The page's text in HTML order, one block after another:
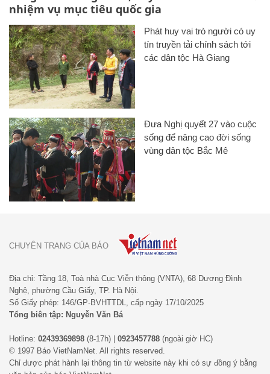
sống để nâng cao đời sống
vùng dân tộc Bắc Mê
Địa chỉ: Tầng 18, Toà nhà Cục Viễn thông (VNTA), 68 Dương Đình
Nghệ, phường Cầu Giấy, TP. Hà Nội.
Số Giấy phép: 146/GP-BVHTTDL, cấp ngày 17/10/2025
0923457788
(ngoài giờ HC)
© 1997 Báo VietNamNet. All rights reserved.
văn bản của báo VietNamNet.
CHUYÊN TRANG CỦA BÁO